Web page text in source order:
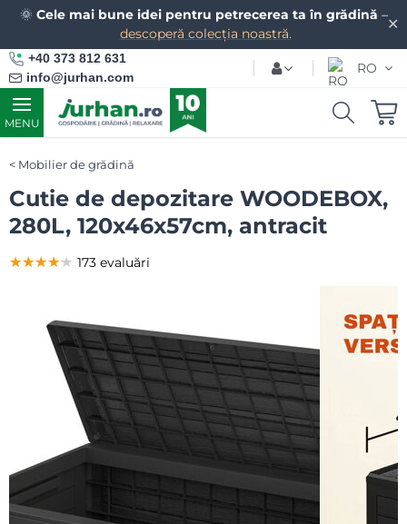
✕
🌞 Cele mai bune idei pentru petrecerea ta în grădină –
descoperă colecția noastră.
+40 373 812 631
info@jurhan.com
RO
MENU
Mobilier de grădină
Cutie de depozitare WOODEBOX,
280L, 120x46x57cm, antracit
★★★★★
★★★★★
★★★★★ 173 evaluări